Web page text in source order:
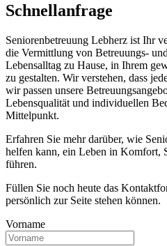
Schnell­anfrage
Seniorenbetreuung Lebherz ist Ihr
die Vermittlung von Betreuungs-
Lebensalltag zu Hause, in Ihrem
zu gestalten. Wir verstehen, dass
wir passen unsere
Lebensqualität und individuellen
Mittelpunkt.
Erfahren Sie mehr darüber, wie
helfen kann, ein Leben in Komfort,
führen.
Füllen Sie noch heute das
persönlich zur Seite stehen können.
Vorname